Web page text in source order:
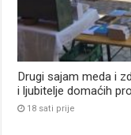
Drugi sajam meda i
i ljubitelje domaćih
18 sati prije